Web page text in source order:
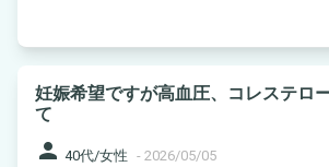
妊娠希望ですが高血圧、コレステロ
て
person 40代/女性 - 2026/05/05